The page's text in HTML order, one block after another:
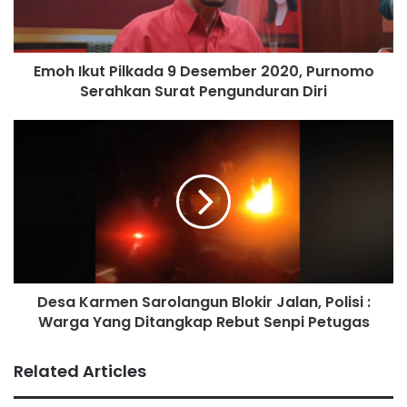
menambah kerugian bagi banyak orang. Mari kita
bekerjasama melayani masyarakat secara luas,” jelas kata
Brigjen Pol Firman Santyabudi, Sabtu, 30 Mei 2020.
Firman mengaku sudah menurunkan tim Propam untuk
menyelidiki pelaksanaan teknis yang diambil tim kepolisian
yang melakukan penangkapan Zarnubi.***
Emoh Ikut Pilkada 9 Desember 2020, Purnomo
Serahkan Surat Pengunduran Diri
Desa Karmen Sarolangun Blokir Jalan, Polisi :
Warga Yang Ditangkap Rebut Senpi Petugas
Related Articles